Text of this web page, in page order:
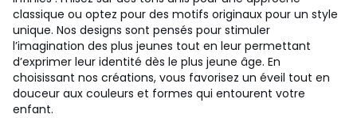
classique ou optez pour des motifs originaux pour un style
unique. Nos designs sont pensés pour stimuler
l’imagination des plus jeunes tout en leur permettant
d’exprimer leur identité dès le plus jeune âge. En
choisissant nos créations, vous favorisez un éveil tout en
douceur aux couleurs et formes qui entourent votre
enfant.